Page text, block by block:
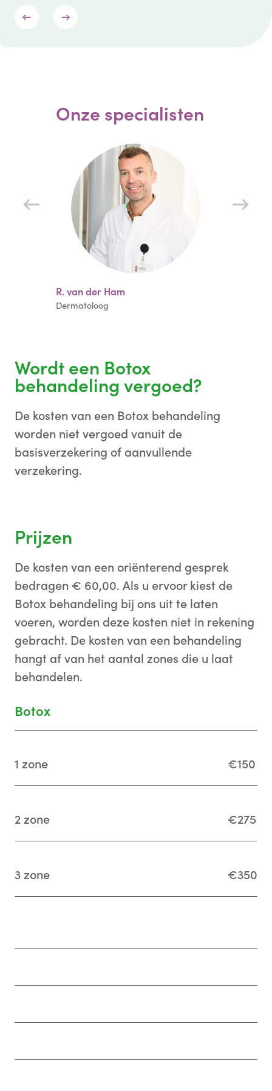
Onze specialisten
R. van der Ham
Dermatoloog
Wordt een Botox
behandeling vergoed?
De kosten van een Botox behandeling
worden niet vergoed vanuit de
basisverzekering of aanvullende
verzekering.
Prijzen
De kosten van een oriënterend gesprek
bedragen € 60,00. Als u ervoor kiest de
Botox behandeling bij ons uit te laten
voeren, worden deze kosten niet in rekening
gebracht. De kosten van een behandeling
hangt af van het aantal zones die u laat
behandelen.
Botox
1 zone €150
2 zone €275
3 zone €350